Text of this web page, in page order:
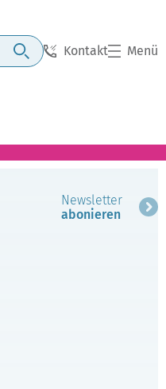
Kontakt Menü
Newsletter
abonieren